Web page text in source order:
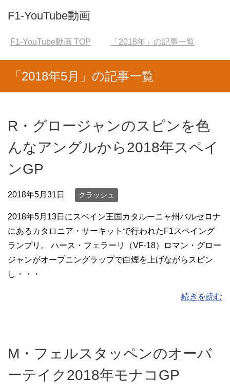
F1-YouTube動画
F1-YouTube動画 TOP 「2018年」の記事一覧
「2018年5月」の記事一覧
R・グロージャンのスピンを色
んなアングルから2018年スペイ
ンGP
2018年5月31日 クラッシュ
2018年5月13日にスペイン王国カタルーニャ州バルセロナ
にあるカタロニア・サーキットで行われたF1スペイング
ランプリ。 ハース・フェラーリ（VF-18）ロマン・グロー
ジャンがオープニングラップで白煙を上げながらスピン
し・・・
続きを読む
M・フェルスタッペンのオーバ
ーテイク2018年モナコGP